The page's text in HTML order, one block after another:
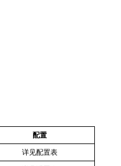
配置
详见配置表